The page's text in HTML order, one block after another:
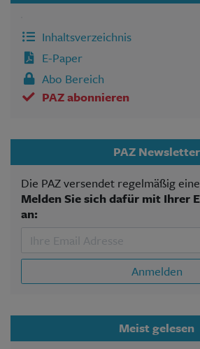
Inhaltsverzeichnis
E-Paper
Abo Bereich
PAZ abonnieren
PAZ Newsletter
Die PAZ versendet regelmäßig
Melden Sie sich dafür mit Ihrer
an:
Anmelden
Meist gelesen